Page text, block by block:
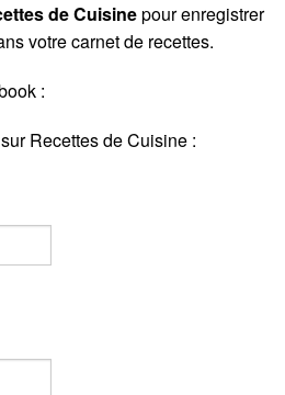
de Cuisinepour enregistrer
votre carnet de recettes.
:
Recettes de Cuisine :